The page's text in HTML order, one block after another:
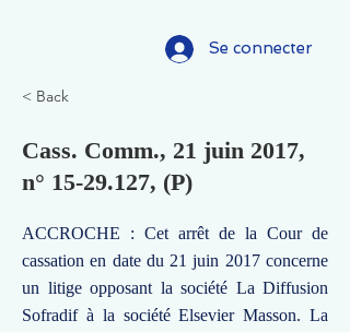
Se connecter
< Back
Cass. Comm., 21 juin 2017,
n° 15-29.127, (P)
ACCROCHE : Cet arrêt de la Cour de
cassation en date du 21 juin 2017 concerne
un litige opposant la société La Diffusion
Sofradif à la société Elsevier Masson. La